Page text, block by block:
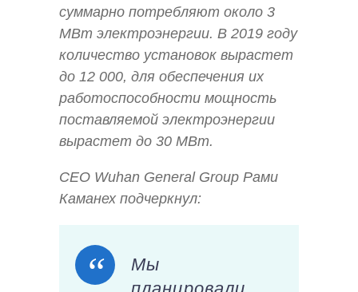
суммарно потребляют около 3
МВт электроэнергии. В 2019 году
количество установок вырастет
до 12 000, для обеспечения их
работоспособности мощность
поставляемой электроэнергии
вырастет до 30 МВт.
CEO Wuhan General Group Рами
Каманех подчеркнул:
Мы